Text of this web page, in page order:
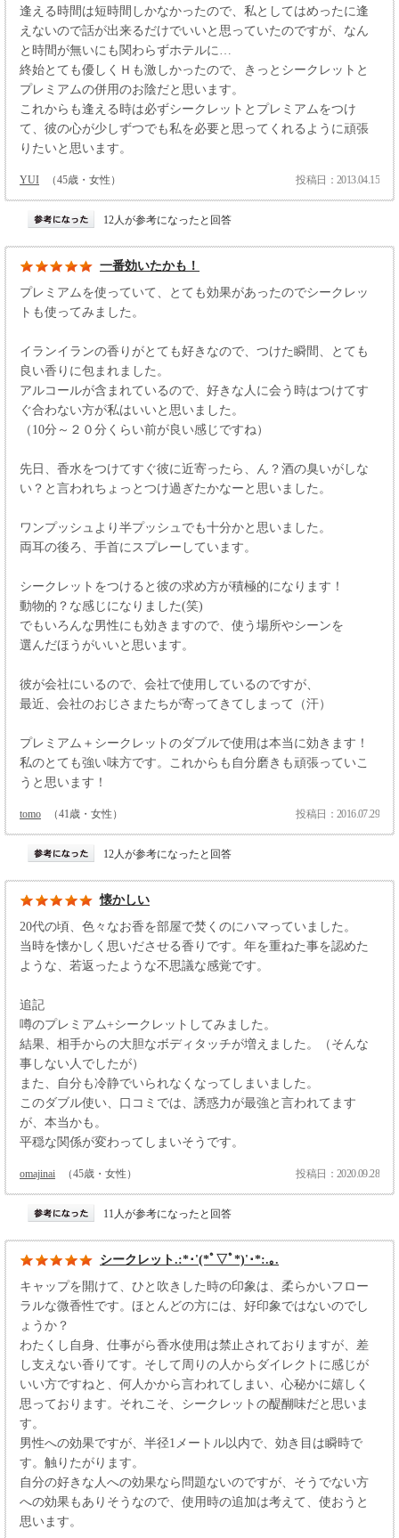
逢える時間は短時間しかなかったので、私としてはめったに逢
えないので話が出来るだけでいいと思っていたのですが、なん
と時間が無いにも関わらずホテルに…
終始とても優しくＨも激しかったので、きっとシークレットと
プレミアムの併用のお陰だと思います。
これからも逢える時は必ずシークレットとプレミアムをつけ
て、彼の心が少しずつでも私を必要と思ってくれるように頑張
りたいと思います。
YUI （45歳・女性） 投稿日：2013.04.15
12人が参考になったと回答
一番効いたかも！
プレミアムを使っていて、とても効果があったのでシークレッ
トも使ってみました。
イランイランの香りがとても好きなので、つけた瞬間、とても
良い香りに包まれました。
アルコールが含まれているので、好きな人に会う時はつけてす
ぐ合わない方が私はいいと思いました。
（10分～２０分くらい前が良い感じですね）
先日、香水をつけてすぐ彼に近寄ったら、ん？酒の臭いがしな
い？と言われちょっとつけ過ぎたかなーと思いました。
ワンプッシュより半プッシュでも十分かと思いました。
両耳の後ろ、手首にスプレーしています。
シークレットをつけると彼の求め方が積極的になります！
動物的？な感じになりました(笑)
でもいろんな男性にも効きますので、使う場所やシーンを
選んだほうがいいと思います。
彼が会社にいるので、会社で使用しているのですが、
最近、会社のおじさまたちが寄ってきてしまって（汗）
プレミアム＋シークレットのダブルで使用は本当に効きます！
私のとても強い味方です。これからも自分磨きも頑張っていこ
うと思います！
tomo （41歳・女性） 投稿日：2016.07.29
12人が参考になったと回答
懐かしい
20代の頃、色々なお香を部屋で焚くのにハマっていました。
当時を懐かしく思いださせる香りです。年を重ねた事を認めた
ような、若返ったような不思議な感覚です。
追記
噂のプレミアム+シークレットしてみました。
結果、相手からの大胆なボディタッチが増えました。（そんな
事しない人でしたが）
また、自分も冷静でいられなくなってしまいました。
このダブル使い、口コミでは、誘惑力が最強と言われてます
が、本当かも。
平穏な関係が変わってしまいそうです。
omajinai （45歳・女性） 投稿日：2020.09.28
11人が参考になったと回答
シークレット.:*･'(*ﾟ▽ﾟ*)'･*:.｡.
キャップを開けて、ひと吹きした時の印象は、柔らかいフロー
ラルな微香性です。ほとんどの方には、好印象ではないのでし
ょうか？
わたくし自身、仕事がら香水使用は禁止されておりますが、差
し支えない香りてす。そして周りの人からダイレクトに感じが
いい方ですねと、何人かから言われてしまい、心秘かに嬉しく
思っております。それこそ、シークレットの醍醐味だと思いま
す。
男性への効果ですが、半径1メートル以内で、効き目は瞬時で
す。触りたがります。
自分の好きな人への効果なら問題ないのですが、そうでない方
への効果もありそうなので、使用時の追加は考えて、使おうと
思います。